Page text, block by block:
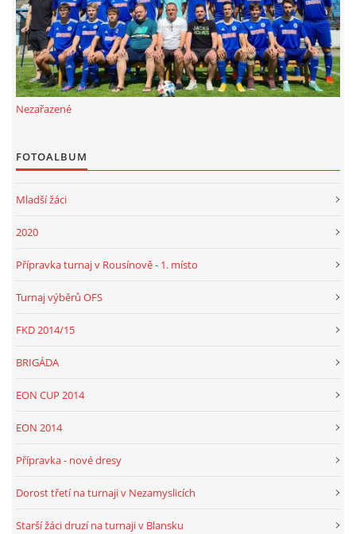
FKD, z.s.
Drnovice 704
68304 Drnovice
ičo 27005305
č.ú. 3227086359 / 0800
© 2026 eStránky.cz |RSS
Nezařazené
FOTOALBUM
Mladší žáci
2020
Přípravka turnaj v Rousínově - 1. místo
Turnaj výběrů OFS
FKD 2014/15
BRIGÁDA
EON CUP 2014
EON 2014
Přípravka - nové dresy
Dorost třetí na turnaji v Nezamyslicích
Starší žáci druzí na turnaji v Blansku